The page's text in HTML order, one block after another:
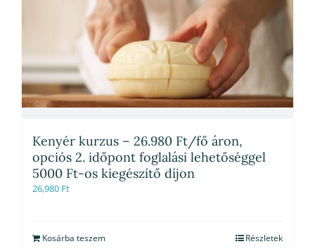
Kenyér kurzus – 26.980 Ft/fő áron,
opciós 2. időpont foglalási lehetőséggel
5000 Ft-os kiegészítő díjon
26,980 Ft
Kosárba teszem Részletek